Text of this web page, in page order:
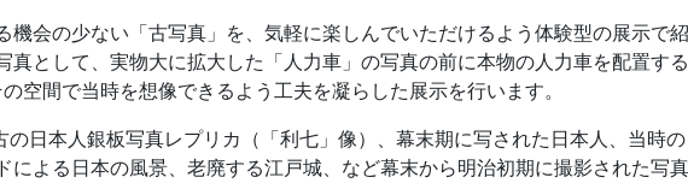
機会の少ない「古写真」を、気軽に楽しんでいただけるよう体験型の展示で紹
真として、実物大に拡大した「人力車」の写真の前に本物の人力車を配置する
空間で当時を想像できるよう工夫を凝らした展示を行います。
の日本人銀板写真レプリカ（「利七」像）、幕末期に写された日本人、当時の
による日本の風景、老廃する江戸城、など幕末から明治初期に撮影された写真